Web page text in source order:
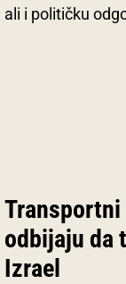
ali i političku
odbijaju da
Izrael